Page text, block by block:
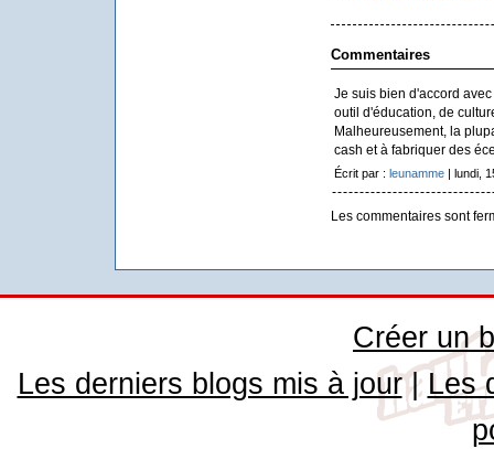
Commentaires
Je suis bien d'accord
outil d'éducation, de
Malheureusement, la
cash et à fabriquer des
Écrit par : leunamme| lundi,
Les commentaires sont
Créer un
Les derniers blogs mis à jour| Les